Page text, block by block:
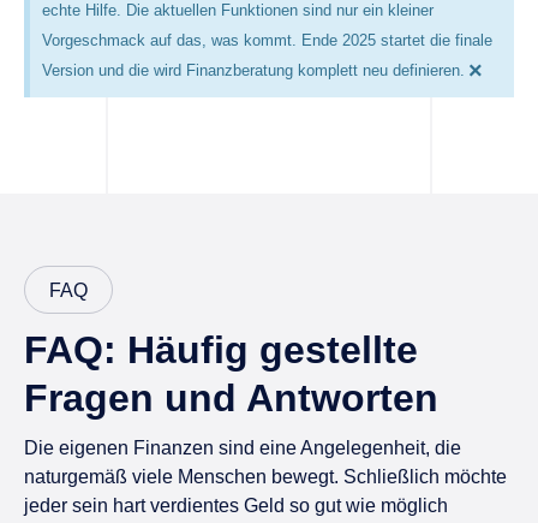
echte Hilfe. Die aktuellen Funktionen sind nur ein kleiner
Vorgeschmack auf das, was kommt. Ende 2025 startet die finale
Version und die wird Finanzberatung komplett neu definieren. ×
FAQ
FAQ: Häufig gestellte
Fragen und Antworten
Die eigenen Finanzen sind eine Angelegenheit, die
naturgemäß viele Menschen bewegt. Schließlich möchte
jeder sein hart verdientes Geld so gut wie möglich